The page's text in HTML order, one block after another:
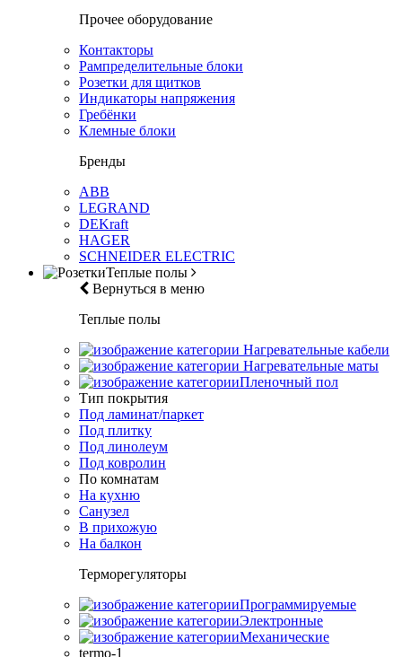
Прочее оборудование
Контакторы
Рампределительные блоки
Розетки для щитков
Индикаторы напряжения
Гребёнки
Клемные блоки
Бренды
ABB
LEGRAND
DEKraft
HAGER
SCHNEIDER ELECTRIC
Теплые полы
Вернуться в меню
Теплые полы
Нагревательные кабели
Нагревательные маты
Пленочный пол
Тип покрытия
Под ламинат/паркет
Под плитку
Под линолеум
Под ковролин
По комнатам
На кухню
Санузел
В прихожую
На балкон
Терморегуляторы
Программируемые
Электронные
Механические
termo-1